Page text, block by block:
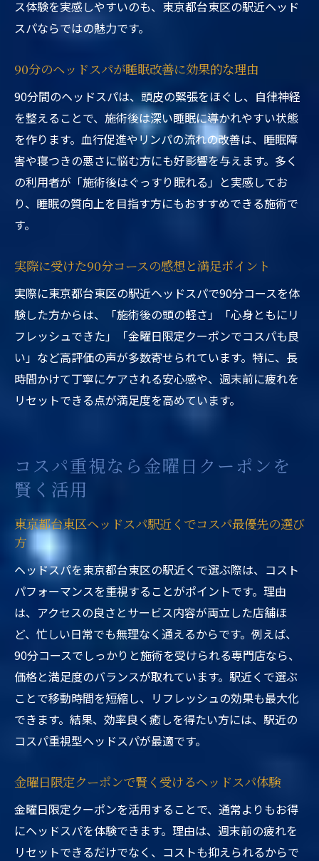
ス体験を実感しやすいのも、東京都台東区の駅近ヘッド
スパならではの魅力です。
90分のヘッドスパが睡眠改善に効果的な理由
90分間のヘッドスパは、頭皮の緊張をほぐし、自律神経
を整えることで、施術後は深い睡眠に導かれやすい状態
を作ります。血行促進やリンパの流れの改善は、睡眠障
害や寝つきの悪さに悩む方にも好影響を与えます。多く
の利用者が「施術後はぐっすり眠れる」と実感してお
り、睡眠の質向上を目指す方にもおすすめできる施術で
す。
実際に受けた90分コースの感想と満足ポイント
実際に東京都台東区の駅近ヘッドスパで90分コースを体
験した方からは、「施術後の頭の軽さ」「心身ともにリ
フレッシュできた」「金曜日限定クーポンでコスパも良
い」など高評価の声が多数寄せられています。特に、長
時間かけて丁寧にケアされる安心感や、週末前に疲れを
リセットできる点が満足度を高めています。
コスパ重視なら金曜日クーポンを
賢く活用
東京都台東区ヘッドスパ駅近くでコスパ最優先の選び
方
ヘッドスパを東京都台東区の駅近くで選ぶ際は、コスト
パフォーマンスを重視することがポイントです。理由
は、アクセスの良さとサービス内容が両立した店舗ほ
ど、忙しい日常でも無理なく通えるからです。例えば、
90分コースでしっかりと施術を受けられる専門店なら、
価格と満足度のバランスが取れています。駅近くで選ぶ
ことで移動時間を短縮し、リフレッシュの効果も最大化
できます。結果、効率良く癒しを得たい方には、駅近の
コスパ重視型ヘッドスパが最適です。
金曜日限定クーポンで賢く受けるヘッドスパ体験
金曜日限定クーポンを活用することで、通常よりもお得
にヘッドスパを体験できます。理由は、週末前の疲れを
リセットできるだけでなく、コストも抑えられるからで